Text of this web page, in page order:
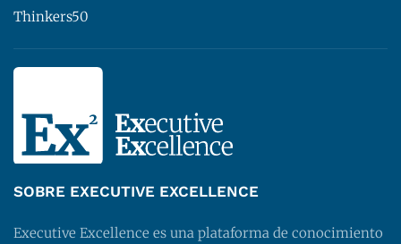
Thinkers50
SOBRE EXECUTIVE EXCELLENCE
Executive Excellence es una plataforma de conocimiento